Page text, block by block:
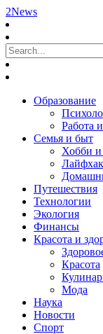
2News
Образование
Работа
Семья и быт
Хобби и
Путешествия
Технологии
Экология
Финансы
Красота и
Красота
Мода
Наука
Новости
Спорт